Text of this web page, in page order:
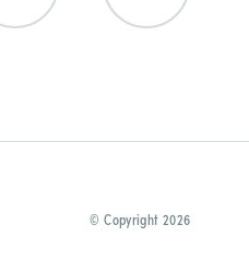
© Copyright 2026